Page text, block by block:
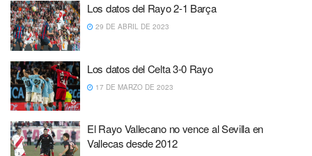
Los datos del Rayo 2-1 Barça
29 DE ABRIL DE 2023
Los datos del Celta 3-0 Rayo
17 DE MARZO DE 2023
El Rayo Vallecano no vence al Sevilla en
Vallecas desde 2012